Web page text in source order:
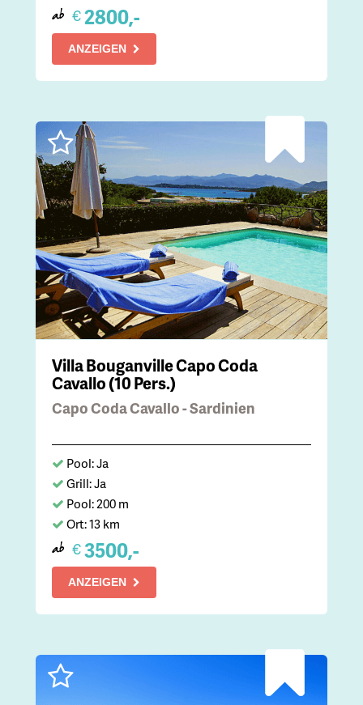
ab €2800,-
ANZEIGEN
Villa Bouganville Capo Coda
Cavallo (10 Pers.)
Capo Coda Cavallo - Sardinien
Pool: Ja
Grill: Ja
Pool: 200 m
Ort: 13 km
ab €3500,-
ANZEIGEN